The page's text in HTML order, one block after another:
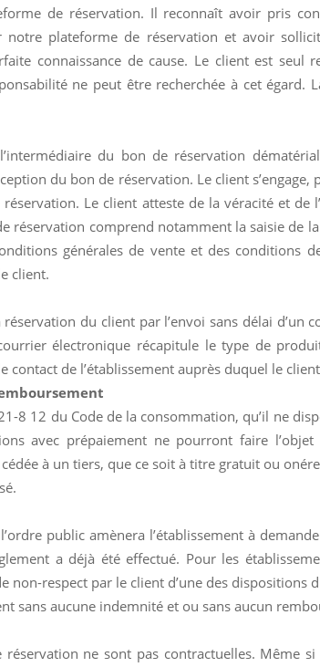
de réservation. Il reconnaît avoir pris
notre plateforme de réservation et avoir
connaissance de cause. Le client est seul
ne peut être recherchée à cet égard.
du bon de réservation
du bon de réservation. Le client
Le client atteste de la véracité et de
réservation comprend notamment la saisie de
générales de vente et des conditions
client.
du client par l’envoi sans délai d’un
électronique récapitule le type de
de l’établissement auprès duquel le
8 12 du Code de la consommation, qu’il ne
avec prépaiement ne pourront faire
à un tiers, que ce soit à titre gratuit ou
public amènera l’établissement à
a déjà été effectué. Pour les
non-respect par le client d’une des
sans aucune indemnité et ou sans aucun
ne sont pas contractuelles. Même